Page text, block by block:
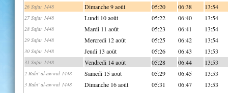
26 Safar 1448 Dimanche 9 août 05:20 06:38 13:54
27 Safar 1448 Lundi 10 août 05:22 06:40 13:54
28 Safar 1448 Mardi 11 août 05:23 06:41 13:54
29 Safar 1448 Mercredi 12 août 05:25 06:42 13:54
30 Safar 1448 Jeudi 13 août 05:26 06:43 13:53
31 Safar 1448 Vendredi 14 août 05:28 06:44 13:53
2 Rabi' al-awwal 1448 Samedi 15 août 05:29 06:45 13:53
3 Rabi' al-awwal 1448 Dimanche 16 août 05:31 06:47 13:53